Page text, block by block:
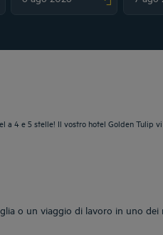
a 4 e 5 stelle! Il vostro hotel Golden
o un viaggio di lavoro in uno